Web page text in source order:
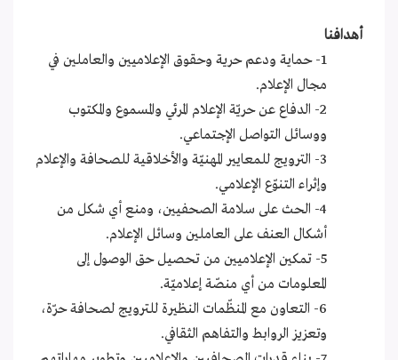
أهدافنا
1- حماية ودعم حرية وحقوق الإعلاميين والعاملين في
مجال الإعلام.
2- الدفاع عن حريّة الإعلام المرئي والمسموع والمكتوب
ووسائل التواصل الإجتماعي.
3- الترويج للمعايير المهنيّة والأخلاقية للصحافة والإعلام
وإثراء التنوّع الإعلامي.
4- الحث على سلامة الصحفيين، ومنع أي شكل من
أشكال العنف على العاملين وسائل الإعلام.
5- تمكين الإعلاميين من تحصيل حق الوصول إلى
المعلومات من أي منصّة إعلاميّة.
6- التعاون مع المنظّمات النظيرة للترويج لصحافة حرّة،
وتعزيز الروابط والتفاهم الثقافي.